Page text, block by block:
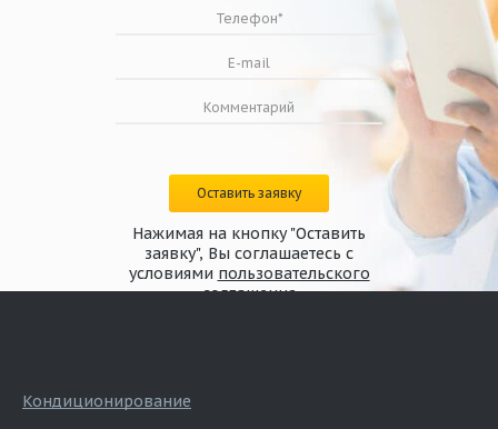
Оставить заявку
Нажимая на кнопку "Оставить
заявку", Вы соглашаетесь с
условиями пользовательского
соглашения
Кондиционирование